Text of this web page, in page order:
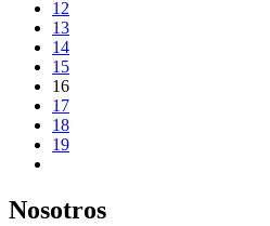
12
13
14
15
16
17
18
19
Nosotros